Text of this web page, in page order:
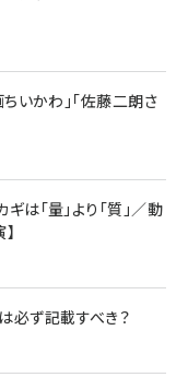
いかわ」「佐藤二朗さ
「量」より「質」／動
必ず記載すべき？